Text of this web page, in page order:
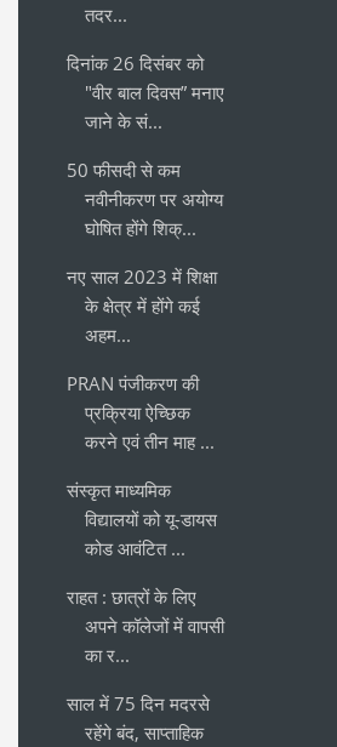
तदर...
दिनांक 26 दिसंबर को
"वीर बाल दिवस” मनाए
जाने के सं...
50 फीसदी से कम
नवीनीकरण पर अयोग्य
घोषित होंगे शिक्...
नए साल 2023 में शिक्षा
के क्षेत्र में होंगे कई
अहम...
PRAN पंजीकरण की
प्रक्रिया ऐच्छिक
करने एवं तीन माह ...
संस्कृत माध्यमिक
विद्यालयों को यू-डायस
कोड आवंटित ...
राहत : छात्रों के लिए
अपने कॉलेजों में वापसी
का र...
साल में 75 दिन मदरसे
रहेंगे बंद, साप्ताहिक